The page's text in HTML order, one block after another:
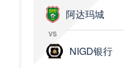
标签
标签
2025年5月24日
阿达玛城
vs
NIGD银行